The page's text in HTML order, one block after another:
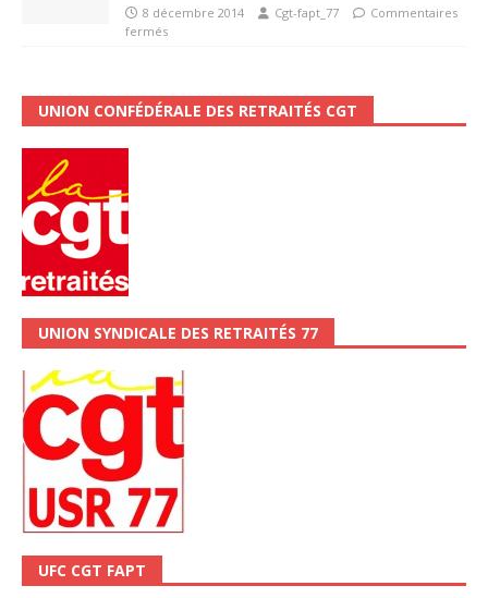
8 décembre 2014 Cgt-fapt_77
Commentaires
fermés
UNION CONFÉDÉRALE DES RETRAITÉS CGT
UNION SYNDICALE DES RETRAITÉS 77
UFC CGT FAPT